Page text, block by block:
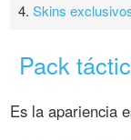
4.Skins
Pack
Es la apariencia